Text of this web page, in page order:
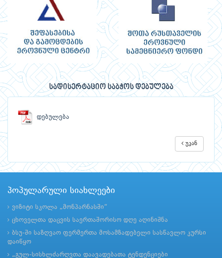
სადისერტაციო საბჭოს დებულება
დებულება
უკან
პოპულარული სიახლეები
ვიზიტი სკოლა „მონპარნასში“
ცხოველთა დაცვის საერთაშორისო დღე აღინიშნა
ბსუ-ში საზღვაო ფერმერთა მოსამზადებელი სასწავლო კურსი
დაიწყო
„გულ-სისხლძარღვთა დაავადებათა ტენდენციები